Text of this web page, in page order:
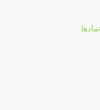
نمادها